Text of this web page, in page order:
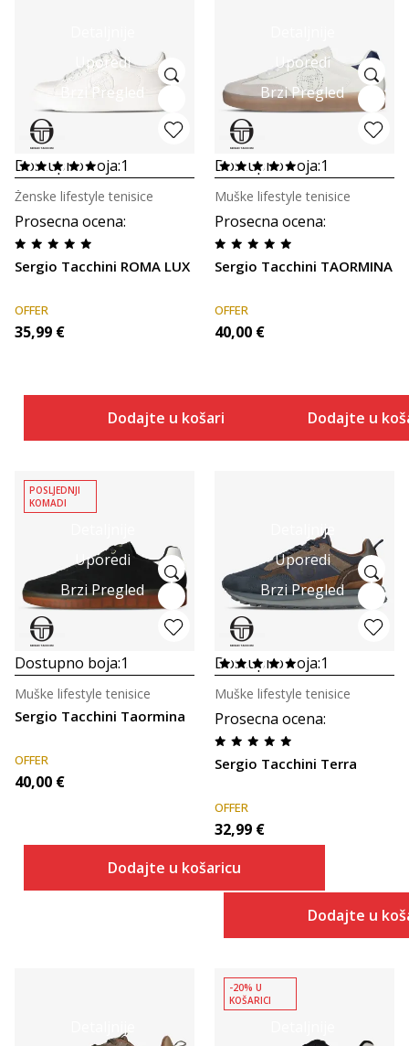
Uporedi
Brzi Pregled
Dostupno boja:1
Prosecna ocena:
Sergio Tacchini ROMA LUX
Ženske lifestyle tenisice
OFFER
35,99 €
Dodajte u košaricu
Uporedi
Brzi Pregled
Dostupno boja:1
Prosecna ocena:
Sergio Tacchini TAORMINA
Muške lifestyle tenisice
OFFER
40,00 €
Dodajte u
Uporedi
Brzi Pregled
POSLJEDNJI
KOMADI
Dostupno boja:1
Sergio Tacchini Taormina
Muške lifestyle tenisice
OFFER
40,00 €
Dodajte u košaricu
Detaljnije
Uporedi
Brzi Pregled
Dostupno boja:1
Prosecna ocena:
Sergio Tacchini Terra
Muške lifestyle tenisice
OFFER
32,99 €
Dodajte u
-20% U
KOŠARICI